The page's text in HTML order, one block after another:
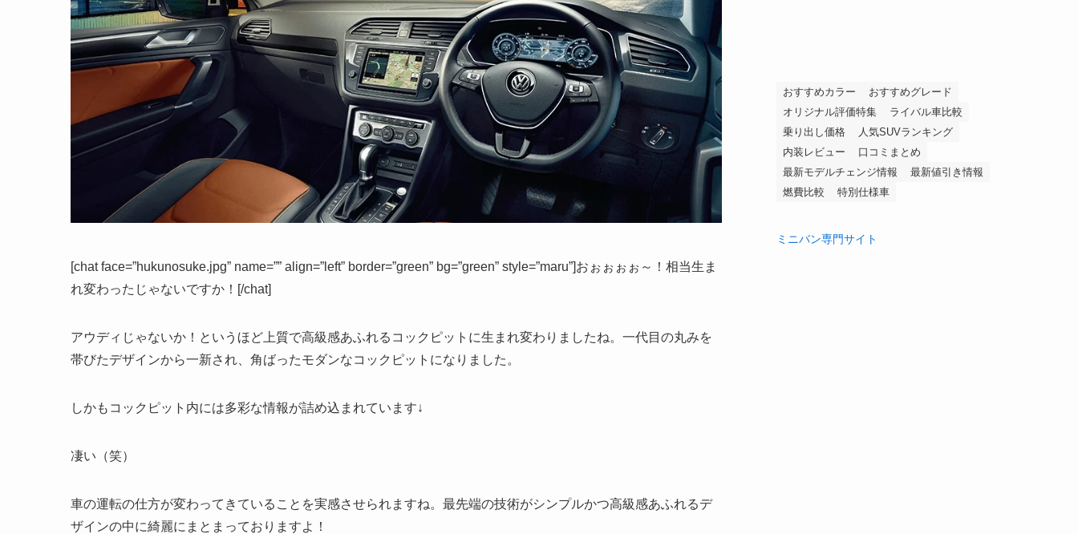
[chat face=”hukunosuke.jpg” name=”” align=”left” border=”green” bg=”green” style=”maru”]おぉぉぉぉ～！相当生ま
れ変わったじゃないですか！[/chat]
アウディじゃないか！というほど上質で高級感あふれるコックピットに生まれ変わりましたね。一代目の丸みを
帯びたデザインから一新され、角ばったモダンなコックピットになりました。
しかもコックピット内には多彩な情報が詰め込まれています↓
凄い（笑）
車の運転の仕方が変わってきていることを実感させられますね。最先端の技術がシンプルかつ高級感あふれるデ
ザインの中に綺麗にまとまっておりますよ！
おすすめカラー
おすすめグレード
オリジナル評価特集
ライバル車比較
乗り出し価格
人気SUVランキング
内装レビュー
口コミまとめ
最新モデルチェンジ情報
最新値引き情報
燃費比較
特別仕様車
ミニバン専門サイト